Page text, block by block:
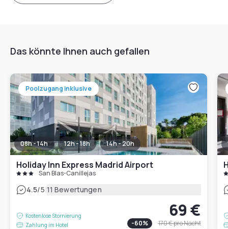
Das könnte Ihnen auch gefallen
Poolzugang inklusive
08h - 14h 12h - 18h 14h - 20h
Holiday Inn Express Madrid Airport
San Blas-Canillejas
4.5/5|11 Bewertungen
Kostenlose Stornierung
Zahlung im Hotel
69 €
-60% 170 €pro Nacht